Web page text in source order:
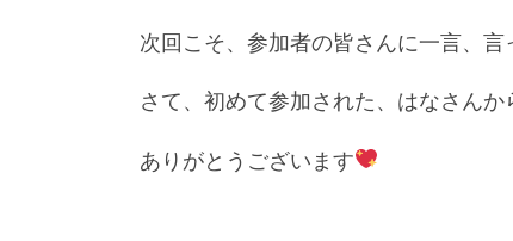
次回こそ、参加者の皆さんに一言、
さて、初めて参加された、はなさんか
ありがとうございます